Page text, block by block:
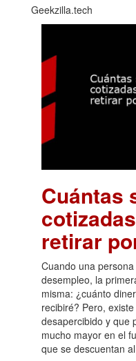
Geekzilla.tech
Cuántas
retirar
Cuando una
desempleo, la
misma: ¿cuánto
recibiré? Pero,
desapercibido y que
mucho mayor en el
que se descuentan